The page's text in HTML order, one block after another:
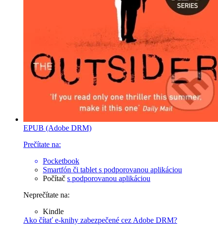
EPUB (Adobe DRM)
Prečítate na:
Pocketbook
Smartfón či tablet s podporovanou aplikáciou
Počítač s podporovanou aplikáciou
Neprečítate na:
Kindle
Ako čítať e-knihy zabezpečené cez Adobe DRM?